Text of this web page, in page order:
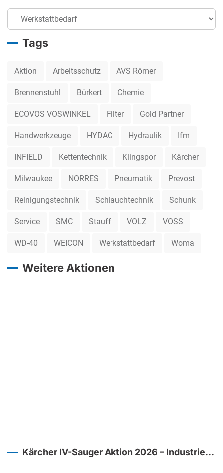
Kategorien
Tags
Aktion Arbeitsschutz AVS Römer
Brennenstuhl Bürkert Chemie
ECOVOS VOSWINKEL Filter Gold Partner
Handwerkzeuge HYDAC Hydraulik Ifm
INFIELD Kettentechnik Klingspor Kärcher
Milwaukee NORRES Pneumatik Prevost
Reinigungstechnik Schlauchtechnik Schunk
Service SMC Stauff VOLZ VOSS
WD-40 WEICON Werkstattbedarf Woma
Weitere Aktionen
Kärcher IV-Sauger Aktion 2026 – Industrielle